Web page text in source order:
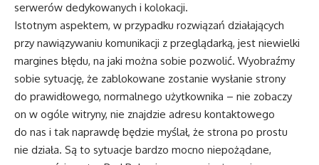
serwerów dedykowanych i kolokacji.
Istotnym aspektem, w przypadku rozwiązań działających
przy nawiązywaniu komunikacji z przeglądarką, jest niewielki
margines błędu, na jaki można sobie pozwolić. Wyobraźmy
sobie sytuację, że zablokowane zostanie wysłanie strony
do prawidłowego, normalnego użytkownika – nie zobaczy
on w ogóle witryny, nie znajdzie adresu kontaktowego
do nas i tak naprawdę będzie myślał, że strona po prostu
nie działa. Są to sytuacje bardzo mocno niepożądane,